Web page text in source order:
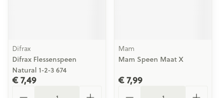
Difrax
Difrax Flessenspeen
Natural 1-2-3 674
€ 7,49
Mam
Mam Speen Maat X
€ 7,99